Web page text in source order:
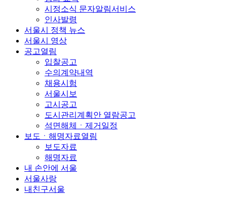
시정소식 문자알림서비스
인사발령
서울시 정책 뉴스
서울시 영상
공고열림
입찰공고
수의계약내역
채용시험
서울시보
고시공고
도시관리계획안 열람공고
석면해체ㆍ제거일정
보도ㆍ해명자료열림
보도자료
해명자료
내 손안에 서울
서울사랑
내친구서울